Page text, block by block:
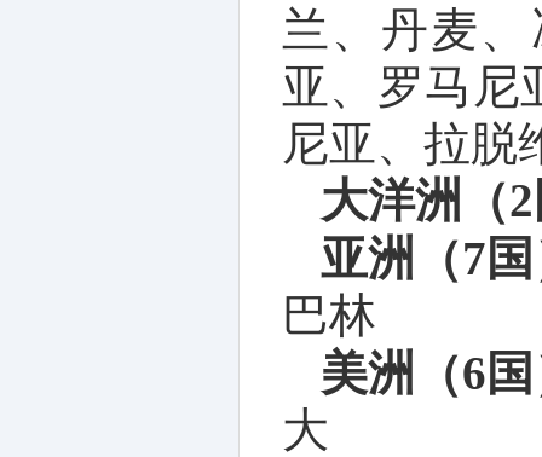
兰、丹麦
亚、罗马尼
尼亚、拉脱
大洋洲（
亚洲（7
巴林
美洲（6
大